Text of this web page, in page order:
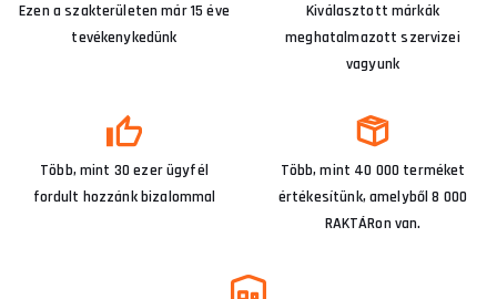
Ezen a szakterületen már 15 éve
tevékenykedünk
Kiválasztott márkák
meghatalmazott szervizei
vagyunk
Több, mint 30 ezer ügyfél
fordult hozzánk bizalommal
Több, mint 40 000 terméket
értékesítünk, amelyből 8 000
RAKTÁRon van.